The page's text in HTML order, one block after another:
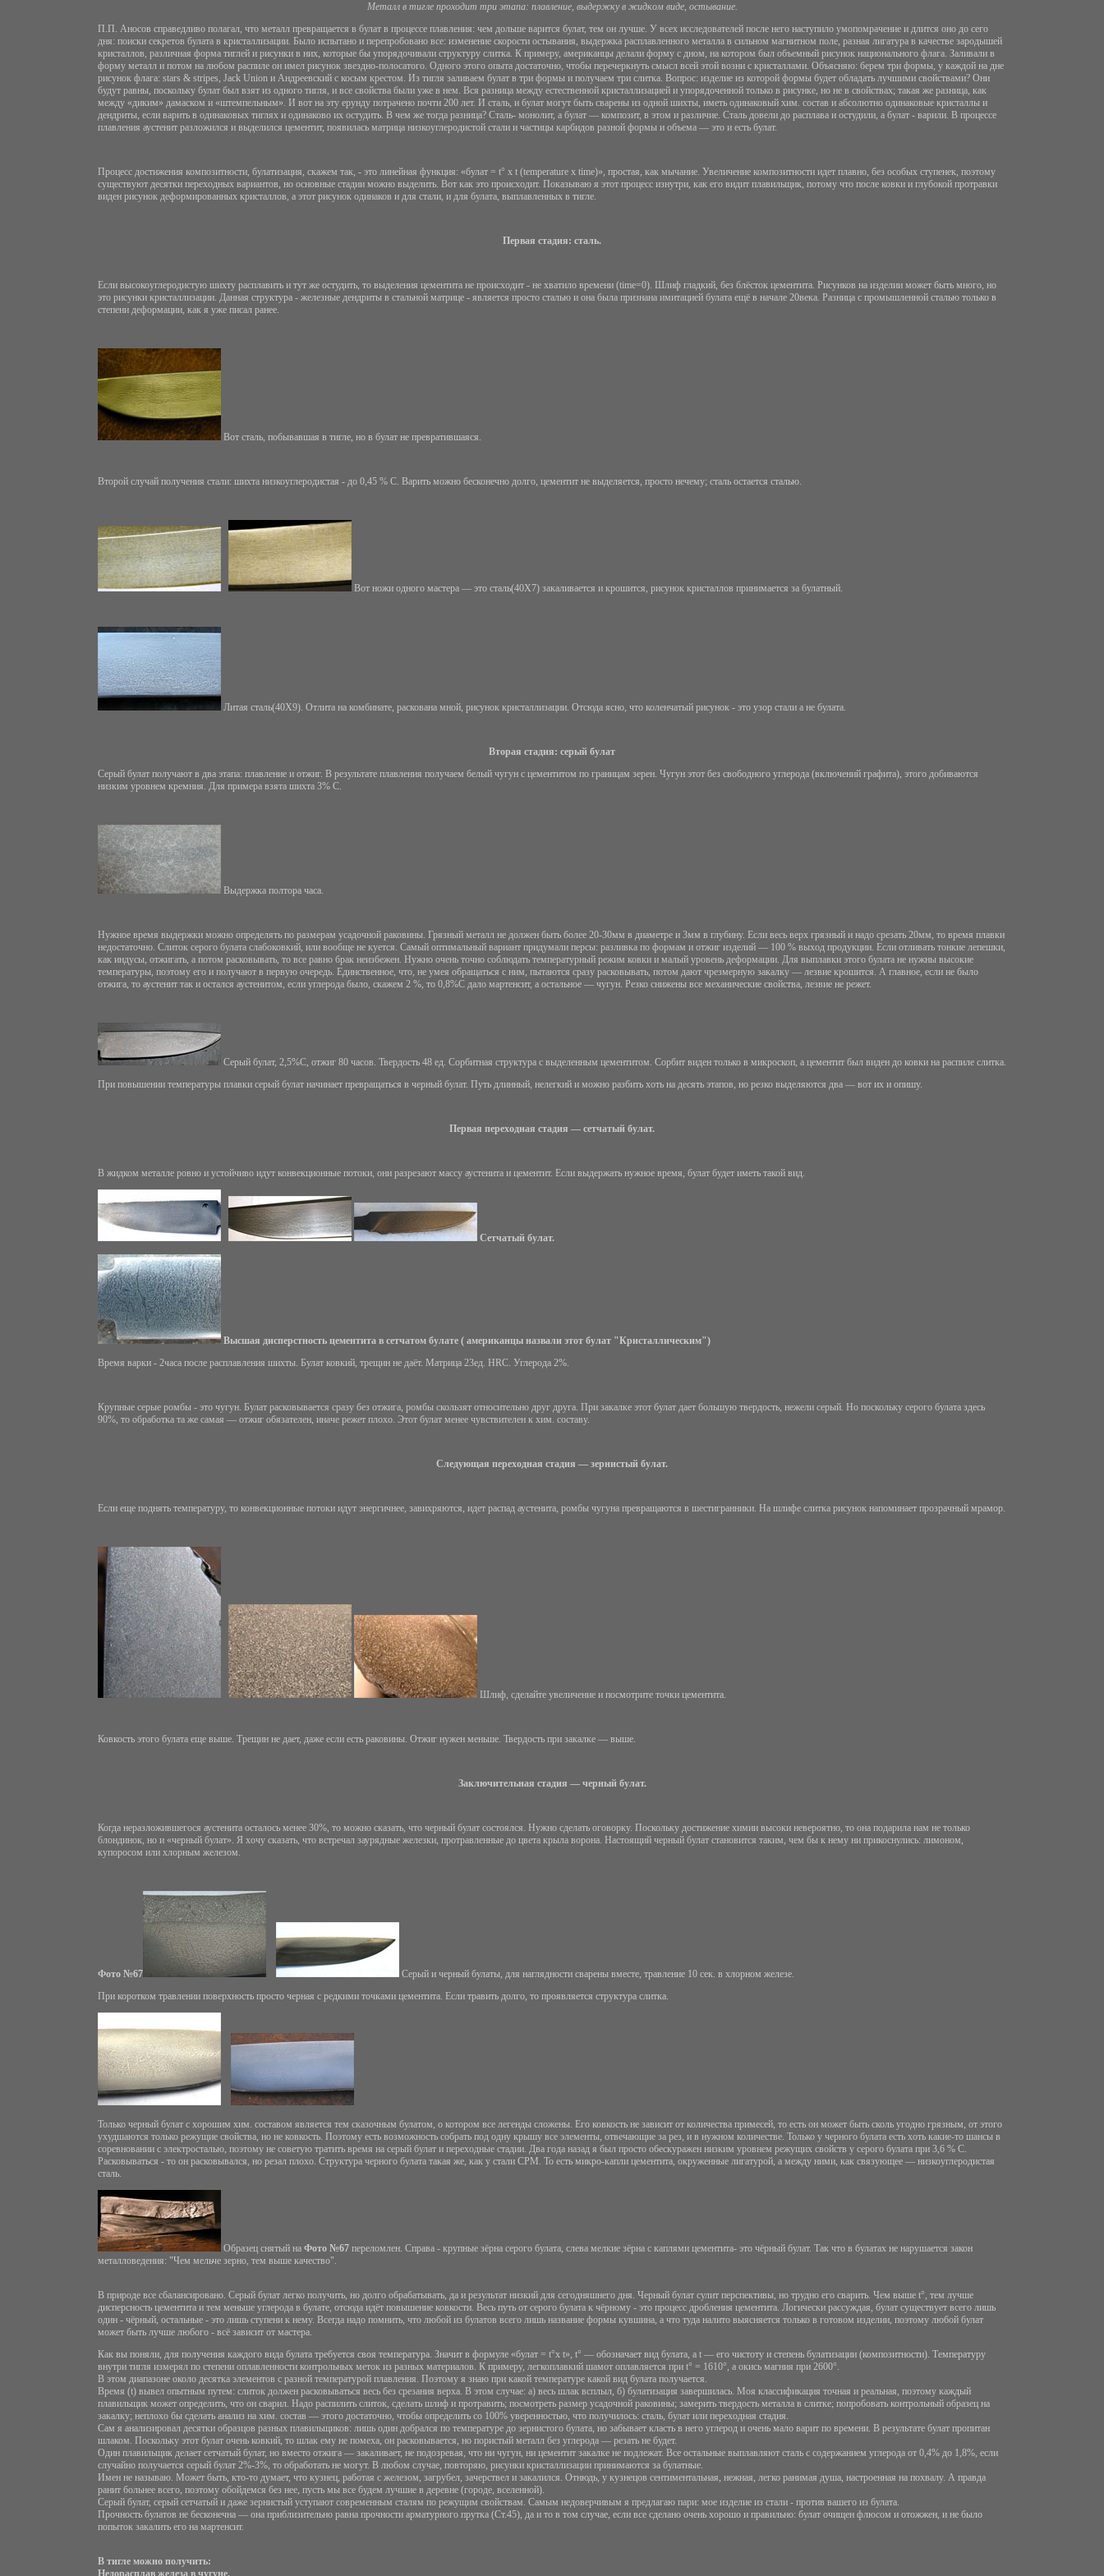
Металл в тигле проходит три этапа: плавление, выдержку в жидком виде, остывание.
П.П. Аносов справедливо полагал, что металл превращается в булат в процессе плавления: чем дольше варится булат, тем он лучше. У всех исследователей после него наступило умопомрачение и длится оно до сего
дня: поиски секретов булата в кристаллизации. Было испытано и перепробовано все: изменение скорости остывания, выдержка расплавленного металла в сильном магнитном поле, разная лигатура в качестве зародышей
кристаллов, различная форма тиглей и рисунки в них, которые бы упорядочивали структуру слитка. К примеру, американцы делали форму с дном, на котором был объемный рисунок национального флага. Заливали в
форму металл и потом на любом распиле он имел рисунок звездно-полосатого. Одного этого опыта достаточно, чтобы перечеркнуть смысл всей этой возни с кристаллами. Объясняю: берем три формы, у каждой на дне
рисунок флага: stars & stripes, Jack Union и Андреевский с косым крестом. Из тигля заливаем булат в три формы и получаем три слитка. Вопрос: изделие из которой формы будет обладать лучшими свойствами? Они
будут равны, поскольку булат был взят из одного тигля, и все свойства были уже в нем. Вся разница между естественной кристаллизацией и упорядоченной только в рисунке, но не в свойствах; такая же разница, как
между «диким» дамаском и «штемпельным». И вот на эту ерунду потрачено почти 200 лет. И сталь, и булат могут быть сварены из одной шихты, иметь одинаковый хим. состав и абсолютно одинаковые кристаллы и
дендриты, если варить в одинаковых тиглях и одинаково их остудить. В чем же тогда разница? Сталь- монолит, а булат — композит, в этом и различие. Сталь довели до расплава и остудили, а булат - варили. В процессе
плавления аустенит разложился и выделился цементит, появилась матрица низкоуглеродистой стали и частицы карбидов разной формы и объема — это и есть булат.
Процесс достижения композитности, булатизация, скажем так, - это линейная функция: «булат = t° x t (temperature х time)», простая, как мычание. Увеличение композитности идет плавно, без особых ступенек, поэтому
существуют десятки переходных вариантов, но основные стадии можно выделить. Вот как это происходит. Показываю я этот процесс изнутри, как его видит плавильщик, потому что после ковки и глубокой протравки
виден рисунок деформированных кристаллов, а этот рисунок одинаков и для стали, и для булата, выплавленных в тигле.
Первая стадия: сталь.
Если высокоуглеродистую шихту расплавить и тут же остудить, то выделения цементита не происходит - не хватило времени (time=0). Шлиф гладкий, без блёсток цементита. Рисунков на изделии может быть много, но
это рисунки кристаллизации. Данная структура - железные дендриты в стальной матрице - является просто сталью и она была признана имитацией булата ещё в начале 20века. Разница с промышленной сталью только в
степени деформации, как я уже писал ранее.
Вот сталь, побывавшая в тигле, но в булат не превратившаяся.
Второй случай получения стали: шихта низкоуглеродистая - до 0,45 % С. Варить можно бесконечно долго, цементит не выделяется, просто нечему; сталь остается сталью.
Вот ножи одного мастера — это сталь(40Х7) закаливается и крошится, рисунок кристаллов принимается за булатный.
Литая сталь(40Х9). Отлита на комбинате, раскована мной, рисунок кристаллизации. Отсюда ясно, что коленчатый рисунок - это узор стали а не булата.
Вторая стадия: серый булат
Серый булат получают в два этапа: плавление и отжиг. В результате плавления получаем белый чугун с цементитом по границам зерен. Чугун этот без свободного углерода (включений графита), этого добиваются
низким уровнем кремния. Для примера взята шихта 3% С.
Выдержка полтора часа.
Нужное время выдержки можно определять по размерам усадочной раковины. Грязный металл не должен быть более 20-30мм в диаметре и 3мм в глубину. Если весь верх грязный и надо срезать 20мм, то время плавки
недостаточно. Слиток серого булата слабоковкий, или вообще не куется. Самый оптимальный вариант придумали персы: разливка по формам и отжиг изделий — 100 % выход продукции. Если отливать тонкие лепешки,
как индусы, отжигать, а потом расковывать, то все равно брак неизбежен. Нужно очень точно соблюдать температурный режим ковки и малый уровень деформации. Для выплавки этого булата не нужны высокие
температуры, поэтому его и получают в первую очередь. Единственное, что, не умея обращаться с ним, пытаются сразу расковывать, потом дают чрезмерную закалку — лезвие крошится. А главное, если не было
отжига, то аустенит так и остался аустенитом, если углерода было, скажем 2 %, то 0,8%С дало мартенсит, а остальное — чугун. Резко снижены все механические свойства, лезвие не режет.
Серый булат, 2,5%С, отжиг 80 часов. Твердость 48 ед. Сорбитная структура с выделенным цементитом. Сорбит виден только в микроскоп, а цементит был виден до ковки на распиле слитка.
При повышении температуры плавки серый булат начинает превращаться в черный булат. Путь длинный, нелегкий и можно разбить хоть на десять этапов, но резко выделяются два — вот их и опишу.
Первая переходная стадия — сетчатый булат.
В жидком металле ровно и устойчиво идут конвекционные потоки, они разрезают массу аустенита и цементит. Если выдержать нужное время, булат будет иметь такой вид.
Сетчатый булат.
Высшая дисперстность цементита в сетчатом булате ( американцы назвали этот булат "Кристаллическим")
Время варки - 2часа после расплавления шихты. Булат ковкий, трещин не даёт. Матрица 23ед. HRC. Углерода 2%.
Крупные серые ромбы - это чугун. Булат расковывается сразу без отжига, ромбы скользят относительно друг друга. При закалке этот булат дает большую твердость, нежели серый. Но поскольку серого булата здесь
90%, то обработка та же самая — отжиг обязателен, иначе режет плохо. Этот булат менее чувствителен к хим. составу.
Следующая переходная стадия — зернистый булат.
Если еще поднять температуру, то конвекционные потоки идут энергичнее, завихряются, идет распад аустенита, ромбы чугуна превращаются в шестигранники. На шлифе слитка рисунок напоминает прозрачный мрамор.
Шлиф, сделайте увеличение и посмотрите точки цементита.
Ковкость этого булата еще выше. Трещин не дает, даже если есть раковины. Отжиг нужен меньше. Твердость при закалке — выше.
Заключительная стадия — черный булат.
Когда неразложившегося аустенита осталось менее 30%, то можно сказать, что черный булат состоялся. Нужно сделать оговорку. Поскольку достижение химии высоки невероятно, то она подарила нам не только
блондинок, но и «черный булат». Я хочу сказать, что встречал заурядные железки, протравленные до цвета крыла ворона. Настоящий черный булат становится таким, чем бы к нему ни прикоснулись: лимоном,
купоросом или хлорным железом.
Фото №67
Серый и черный булаты, для наглядности сварены вместе, травление 10 сек. в хлорном железе.
При коротком травлении поверхность просто черная с редкими точками цементита. Если травить долго, то проявляется структура слитка.
Только черный булат с хорошим хим. составом является тем сказочным булатом, о котором все легенды сложены. Его ковкость не зависит от количества примесей, то есть он может быть сколь угодно грязным, от этого
ухудшаются только режущие свойства, но не ковкость. Поэтому есть возможность собрать под одну крышу все элементы, отвечающие за рез, и в нужном количестве. Только у черного булата есть хоть какие-то шансы в
соревновании с электросталью, поэтому не советую тратить время на серый булат и переходные стадии. Два года назад я был просто обескуражен низким уровнем режущих свойств у серого булата при 3,6 % С.
Расковываться - то он расковывался, но резал плохо. Структура черного булата такая же, как у стали CPM. То есть микро-капли цементита, окруженные лигатурой, а между ними, как связующее — низкоуглеродистая
сталь.
Образец снятый на Фото №67переломлен. Справа - крупные зёрна серого булата, слева мелкие зёрна с каплями цементита- это чёрный булат. Так что в булатах не нарушается закон
металловедения: "Чем мельче зерно, тем выше качество".
В природе все сбалансировано. Серый булат легко получить, но долго обрабатывать, да и результат низкий для сегодняшнего дня. Черный булат сулит перспективы, но трудно его сварить. Чем выше t°, тем лучше
дисперсность цементита и тем меньше углерода в булате, отсюда идёт повышение ковкости. Весь путь от серого булата к чёрному - это процесс дробления цементита. Логически рассуждая, булат существует всего лишь
один - чёрный, остальные - это лишь ступени к нему. Всегда надо помнить, что любой из булатов всего лишь название формы кувшина, а что туда налито выясняется только в готовом изделии, поэтому любой булат
может быть лучше любого - всё зависит от мастера.
Как вы поняли, для получения каждого вида булата требуется своя температура. Значит в формуле «булат = t°х t», t° — обозначает вид булата, а t — его чистоту и степень булатизации (композитности). Температуру
внутри тигля измерял по степени оплавленности контрольных меток из разных материалов. К примеру, легкоплавкий шамот оплавляется при t° = 1610°, а окись магния при 2600°.
В этом диапазоне около десятка элементов с разной температурой плавления. Поэтому я знаю при какой температуре какой вид булата получается.
Время (t) вывел опытным путем: слиток должен расковываться весь без срезания верха. В этом случае: а) весь шлак всплыл, б) булатизация завершилась. Моя классификация точная и реальная, поэтому каждый
плавильщик может определить, что он сварил. Надо распилить слиток, сделать шлиф и протравить; посмотреть размер усадочной раковины; замерить твердость металла в слитке; попробовать контрольный образец на
закалку; неплохо бы сделать анализ на хим. состав — этого достаточно, чтобы определить со 100% уверенностью, что получилось: сталь, булат или переходная стадия.
Сам я анализировал десятки образцов разных плавильщиков: лишь один добрался по температуре до зернистого булата, но забывает класть в него углерод и очень мало варит по времени. В результате булат пропитан
шлаком. Поскольку этот булат очень ковкий, то шлак ему не помеха, он расковывается, но пористый металл без углерода — резать не будет.
Один плавильщик делает сетчатый булат, но вместо отжига — закаливает, не подозревая, что ни чугун, ни цементит закалке не подлежат. Все остальные выплавляют сталь с содержанием углерода от 0,4% до 1,8%, если
случайно получается серый булат 2%-3%, то обработать не могут. В любом случае, повторяю, рисунки кристаллизации принимаются за булатные.
Имен не называю. Может быть, кто-то думает, что кузнец, работая с железом, загрубел, зачерствел и закалился. Отнюдь, у кузнецов сентиментальная, нежная, легко ранимая душа, настроенная на похвалу. А правда
ранит больнее всего, поэтому обойдемся без нее, пусть мы все будем лучшие в деревне (городе, вселенной).
Серый булат, серый сетчатый и даже зернистый уступают современным сталям по режущим свойствам. Самым недоверчивым я предлагаю пари: мое изделие из стали - против вашего из булата.
Прочность булатов не бесконечна — она приблизительно равна прочности арматурного прутка (Ст.45), да и то в том случае, если все сделано очень хорошо и правильно: булат очищен флюсом и отожжен, и не было
попыток закалить его на мартенсит.
В тигле можно получить:
Недорасплав железа в чугуне,